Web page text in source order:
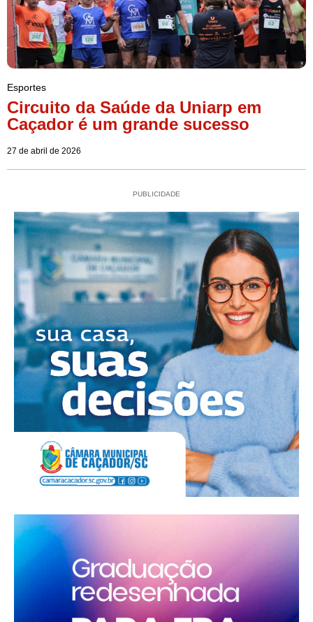
Esportes
Circuito da Saúde da Uniarp em
Caçador é um grande sucesso
27 de abril de 2026
PUBLICIDADE